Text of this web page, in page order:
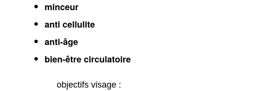
minceur
anti cellulite
anti-âge
bien-être circulatoire
objectifs visage :